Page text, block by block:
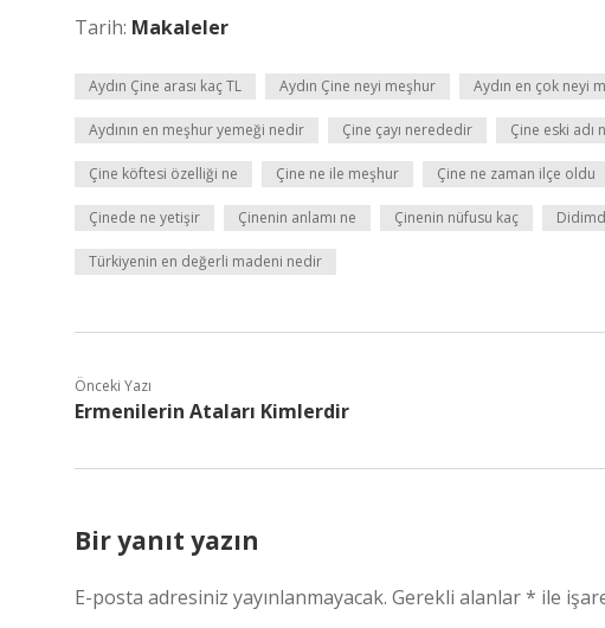
Tarih: Makaleler
Aydın Çine arası kaç TL Aydın Çine neyi meşhur Aydın en çok neyi
Aydının en meşhur yemeği nedir Çine çayı nerededir Çine eski adı
Çine köftesi özelliği ne Çine ne ile meşhur Çine ne zaman ilçe oldu
Çinede ne yetişir Çinenin anlamı ne Çinenin nüfusu kaç
Türkiyenin en değerli madeni nedir
Önceki Yazı
Ermenilerin Ataları Kimlerdir
Bir yanıt yazın
E-posta adresiniz yayınlanmayacak. Gerekli alanlar* ile